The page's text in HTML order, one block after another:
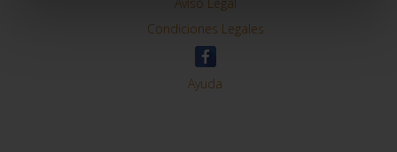
Condiciones Legales
Ayuda